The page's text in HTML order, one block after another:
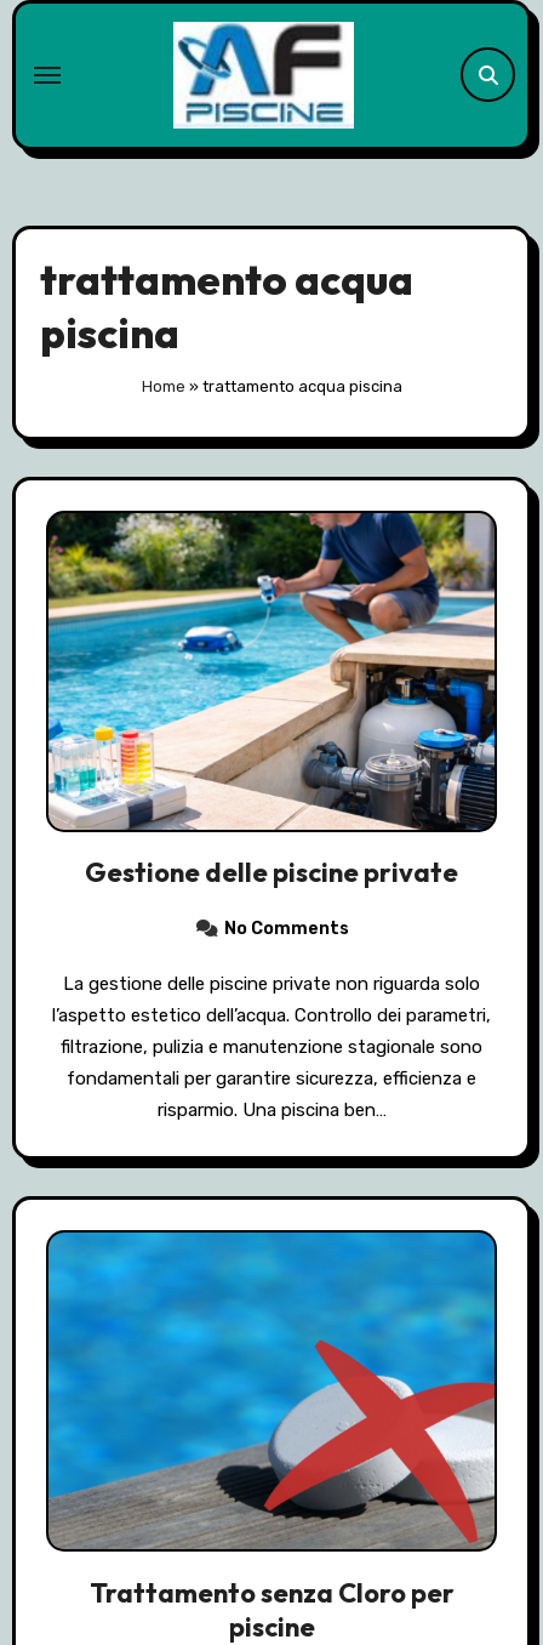
Skip
content
trattamento acqua
piscina
Home » trattamento acqua piscina
Gestione delle piscine private
No Comments
La gestione delle piscine private non riguarda solo
l’aspetto estetico dell’acqua. Controllo dei parametri,
filtrazione, pulizia e manutenzione stagionale sono
fondamentali per garantire sicurezza, efficienza e
risparmio. Una piscina ben…
Trattamento senza Cloro per
piscine